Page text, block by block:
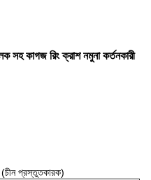
সহ কাগজ রিং ক্রাশ নমুনা কর্তনকারী
(চীন প্রস্তুতকারক)